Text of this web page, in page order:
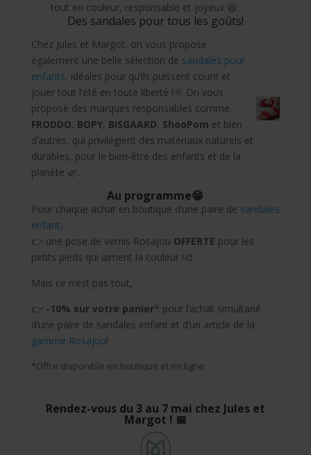
tout en couleur, responsable et joyeux 😄.
Des sandales pour tous les goûts!
Chez Jules et Margot, on vous propose
également une belle sélection de sandales pour
enfants, idéales pour qu’ils puissent courir et
jouer tout l’été en toute liberté !🌞 On vous
propose des marques responsables comme
FRODDO, BOPY, BISGAARD, ShooPom et bien
d’autres, qui privilégient des matériaux naturels et
durables, pour le bien-être des enfants et de la
planète 🌿.
Au programme😁
Pour chaque achat en boutique d’une paire de sandales
enfant,
👉 une pose de vernis Rosajou OFFERTE pour les
petits pieds qui aiment la couleur !🎨
Mais ce n’est pas tout,
👉-10% sur votre panier* pour l’achat simultané
d’une paire de sandales enfant et d’un article de la
gamme Rosajou!
*Offre disponible en boutique et en ligne.
Rendez-vous du 3 au 7 mai chez Jules et
Margot ! 📅